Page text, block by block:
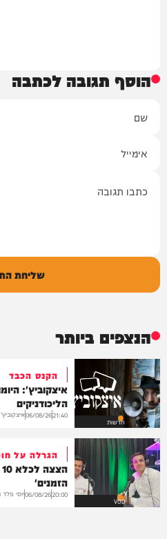
הוסף תגובה לכתבה
שליחת
הנצפים ביותר
חדשות
הקנס הכבד
איצקוביץ':
הליכודניקים
21:40
06/08/26איצקוביץ'
VOD
הגרלה על
הזמנים'
20:00
06/08/26יוסי